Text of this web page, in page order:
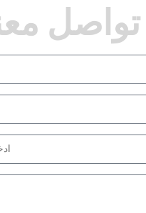
تواصل